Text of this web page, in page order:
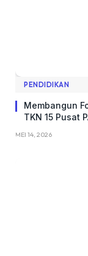
PENDIDIKAN
Membangun
TKN 15 Pusat
MEI 14, 2026